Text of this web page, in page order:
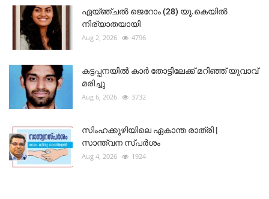
ഏയ്ഞ്ചൽ ജെറോം (28) യു.കെയിൽ
നിര്യാതയായി
Aug 2, 2026 4796
കട്ടപ്പനയിൽ കാർ തോട്ടിലേക്ക് മറിഞ്ഞ് യുവാവ്
മരിച്ചു
Aug 6, 2026 3732
സിംഹക്കുഴിയിലെ ഏകാന്ത രാത്രി |
സാന്ത്വന സ്പർശം
Aug 4, 2026 1924